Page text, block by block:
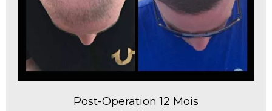
Post-Operation 12 Mois